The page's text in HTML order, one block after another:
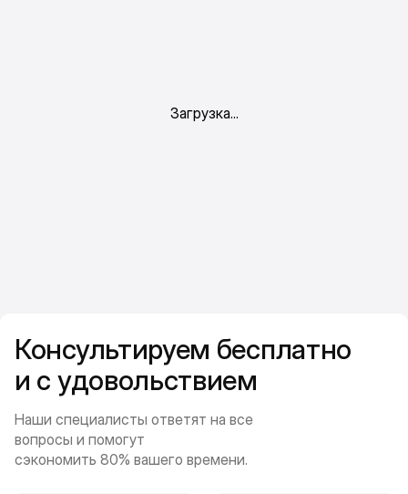
Консультируем бесплатно
и с удовольствием
Наши специалисты ответят на все
вопросы и помогут
сэкономить 80% вашего времени.